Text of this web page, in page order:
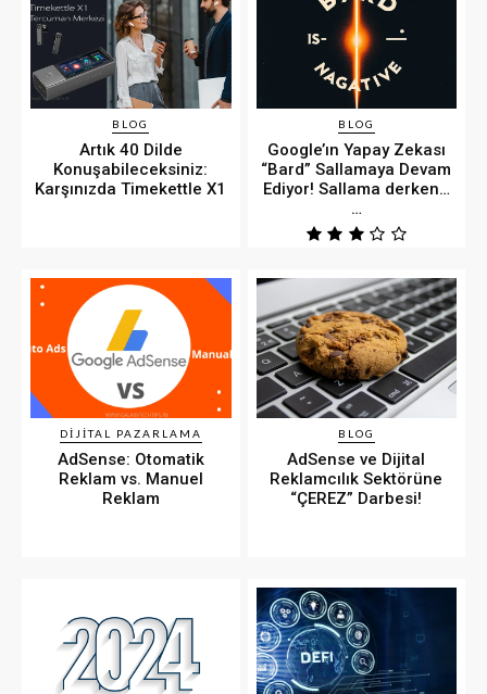
BLOG
Artık 40 Dilde
Konuşabileceksiniz:
Karşınızda Timekettle X1
BLOG
Google’ın Yapay Zekası
“Bard” Sallamaya Devam
Ediyor! Sallama derken…
…
DIJITAL PAZARLAMA
AdSense: Otomatik
Reklam vs. Manuel
Reklam
BLOG
AdSense ve Dijital
Reklamcılık Sektörüne
“ÇEREZ” Darbesi!